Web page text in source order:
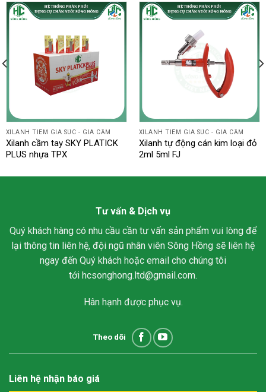
XILANH TIÊM GIA SÚC - GIA CẦM
Xilanh cầm tay SKY PLATICK
PLUS nhựa TPX
XILANH TIÊM GIA SÚC - GIA CẦM
Xilanh tự động cán kim loại đỏ
2ml 5ml FJ
Tư vấn & Dịch vụ
Quý khách hàng có nhu cầu cần tư vấn sản phẩm vui lòng để
lại thông tin liên hệ, đội ngũ nhân viên Sông Hồng sẽ liên hệ
ngay đến Quý khách hoặc email cho chúng tôi
tới hcsonghong.ltd@gmail.com.
Hân hạnh được phục vụ.
Theo dõi
Liên hệ nhận báo giá